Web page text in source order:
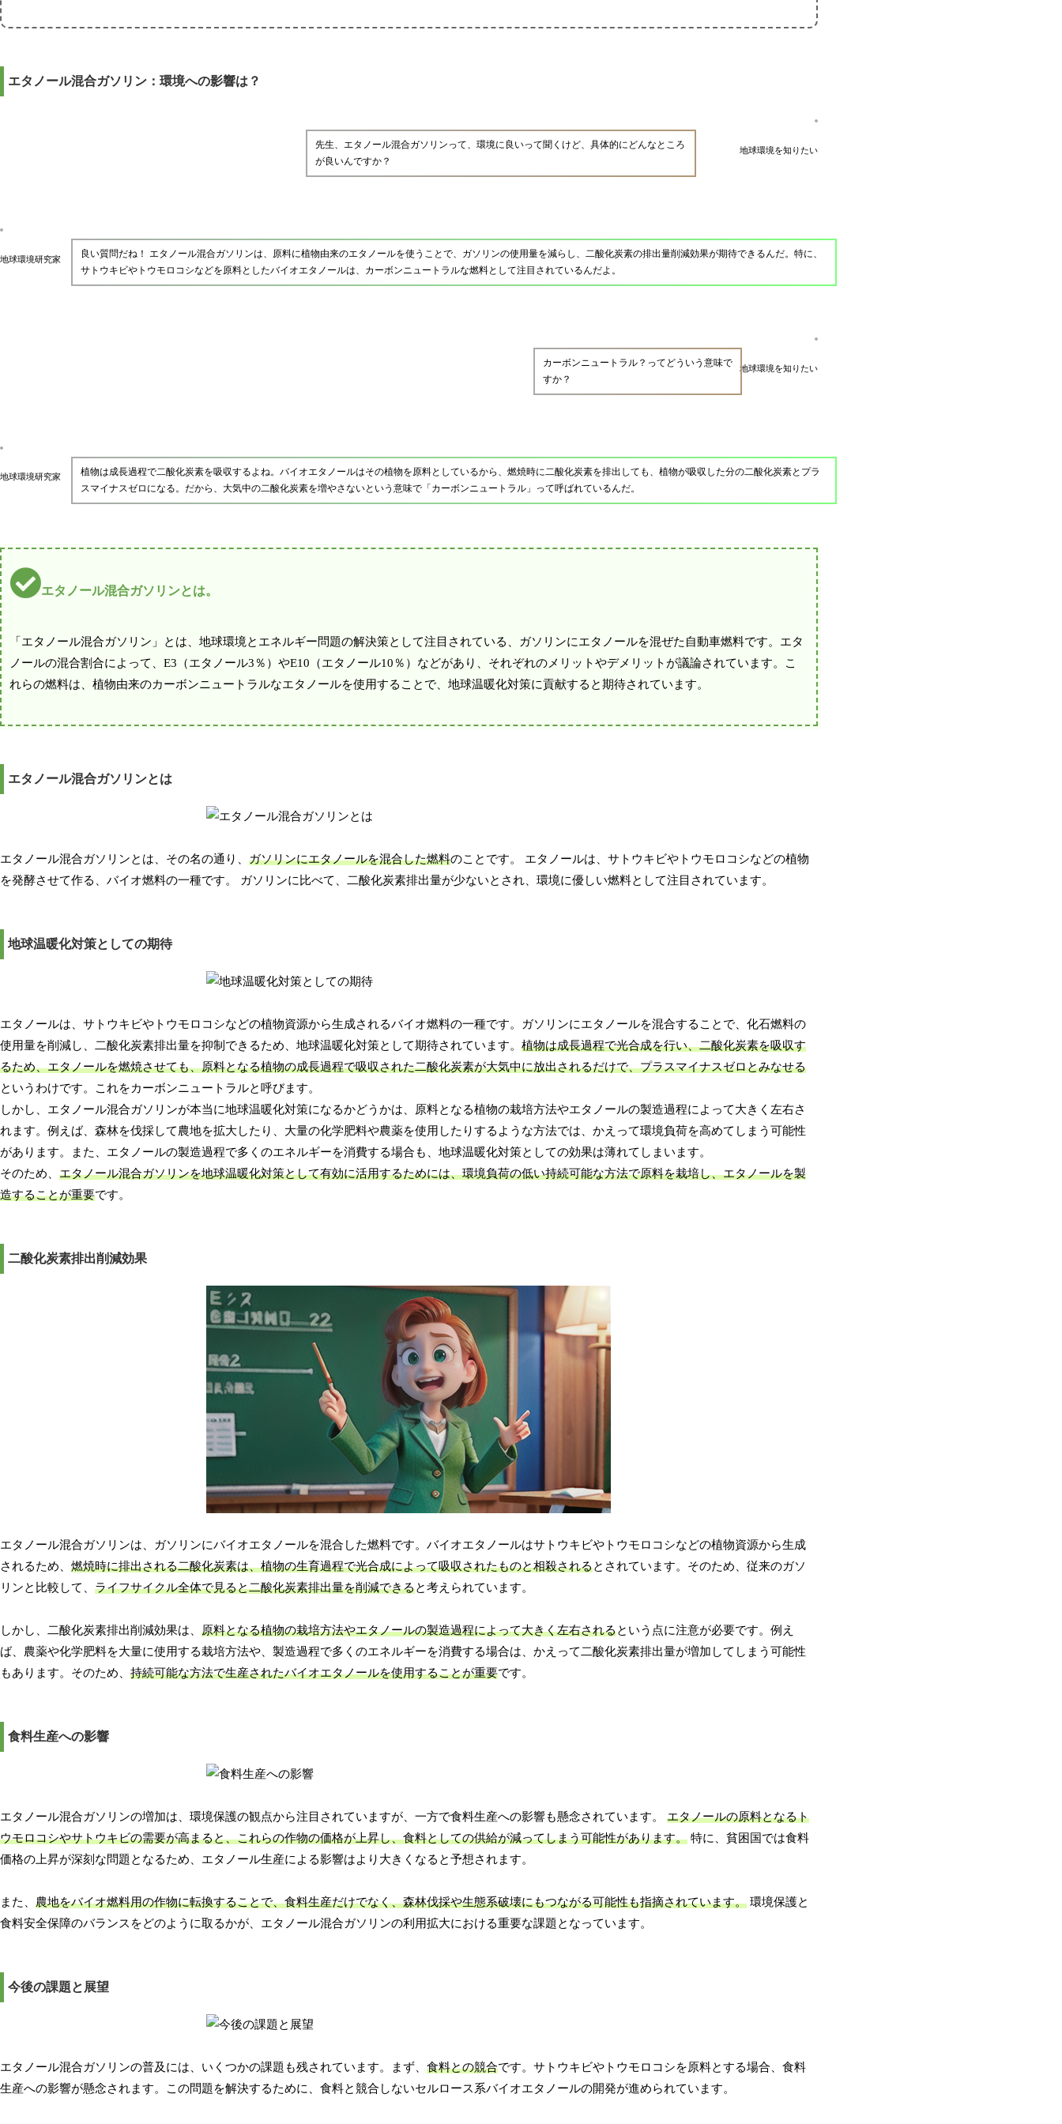
エタノール混合ガソリン：環境への影響は？
地球環境を知りたい
先生、エタノール混合ガソリンって、環境に良いって聞くけど、具体的にどんなところ
が良いんですか？
地球環境研究家
良い質問だね！ エタノール混合ガソリンは、原料に植物由来のエタノールを使うことで、ガソリンの使用量を減らし、二酸化炭素の排出量削減効果が期待できるんだ。特に、
サトウキビやトウモロコシなどを原料としたバイオエタノールは、カーボンニュートラルな燃料として注目されているんだよ。
地球環境を知りたい
カーボンニュートラル？ってどういう意味で
すか？
地球環境研究家
植物は成長過程で二酸化炭素を吸収するよね。バイオエタノールはその植物を原料としているから、燃焼時に二酸化炭素を排出しても、植物が吸収した分の二酸化炭素とプラ
スマイナスゼロになる。だから、大気中の二酸化炭素を増やさないという意味で「カーボンニュートラル」って呼ばれているんだ。
エタノール混合ガソリンとは。
「エタノール混合ガソリン」とは、地球環境とエネルギー問題の解決策として注目されている、ガソリンにエタノールを混ぜた自動車燃料です。エタ
ノールの混合割合によって、E3（エタノール3％）やE10（エタノール10％）などがあり、それぞれのメリットやデメリットが議論されています。こ
れらの燃料は、植物由来のカーボンニュートラルなエタノールを使用することで、地球温暖化対策に貢献すると期待されています。
エタノール混合ガソリンとは
エタノール混合ガソリンとは、その名の通り、 ガソリンにエタノールを混合した燃料のことです。 エタノールは、サトウキビやトウモロコシなどの植物
を発酵させて作る、バイオ燃料の一種です。 ガソリンに比べて、二酸化炭素排出量が少ないとされ、環境に優しい燃料として注目されています。
地球温暖化対策としての期待
エタノールは、サトウキビやトウモロコシなどの植物資源から生成されるバイオ燃料の一種です。ガソリンにエタノールを混合することで、化石燃料の
使用量を削減し、二酸化炭素排出量を抑制できるため、地球温暖化対策として期待されています。 植物は成長過程で光合成を行い、二酸化炭素を吸収す
るため、エタノールを燃焼させても、原料となる植物の成長過程で吸収された二酸化炭素が大気中に放出されるだけで、プラスマイナスゼロとみなせる
というわけです。これをカーボンニュートラルと呼びます。
しかし、エタノール混合ガソリンが本当に地球温暖化対策になるかどうかは、原料となる植物の栽培方法やエタノールの製造過程によって大きく左右さ
れます。例えば、森林を伐採して農地を拡大したり、大量の化学肥料や農薬を使用したりするような方法では、かえって環境負荷を高めてしまう可能性
があります。また、エタノールの製造過程で多くのエネルギーを消費する場合も、地球温暖化対策としての効果は薄れてしまいます。
そのため、 エタノール混合ガソリンを地球温暖化対策として有効に活用するためには、環境負荷の低い持続可能な方法で原料を栽培し、エタノールを製
造することが重要です。
二酸化炭素排出削減効果
エタノール混合ガソリンは、ガソリンにバイオエタノールを混合した燃料です。バイオエタノールはサトウキビやトウモロコシなどの植物資源から生成
されるため、 燃焼時に排出される二酸化炭素は、植物の生育過程で光合成によって吸収されたものと相殺されるとされています。そのため、従来のガソ
リンと比較して、 ライフサイクル全体で見ると二酸化炭素排出量を削減できると考えられています。
しかし、二酸化炭素排出削減効果は、 原料となる植物の栽培方法やエタノールの製造過程によって大きく左右されるという点に注意が必要です。例え
ば、農薬や化学肥料を大量に使用する栽培方法や、製造過程で多くのエネルギーを消費する場合は、かえって二酸化炭素排出量が増加してしまう可能性
もあります。そのため、 持続可能な方法で生産されたバイオエタノールを使用することが重要です。
食料生産への影響
エタノール混合ガソリンの増加は、環境保護の観点から注目されていますが、一方で食料生産への影響も懸念されています。 エタノールの原料となるト
ウモロコシやサトウキビの需要が高まると、これらの作物の価格が上昇し、食料としての供給が減ってしまう可能性があります。 特に、貧困国では食料
価格の上昇が深刻な問題となるため、エタノール生産による影響はより大きくなると予想されます。
また、 農地をバイオ燃料用の作物に転換することで、食料生産だけでなく、森林伐採や生態系破壊にもつながる可能性も指摘されています。 環境保護と
食料安全保障のバランスをどのように取るかが、エタノール混合ガソリンの利用拡大における重要な課題となっています。
今後の課題と展望
エタノール混合ガソリンの普及には、いくつかの課題も残されています。まず、 食料との競合です。サトウキビやトウモロコシを原料とする場合、食料
生産への影響が懸念されます。この問題を解決するために、食料と競合しないセルロース系バイオエタノールの開発が進められています。